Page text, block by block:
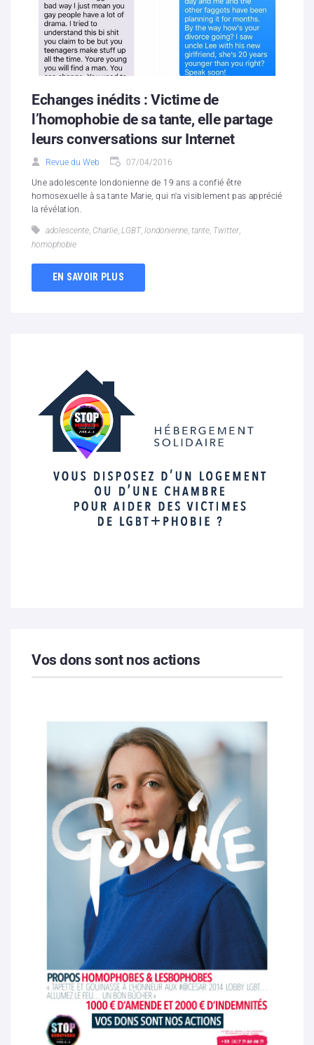
Contacts
Hébergement solidaire
Echanges inédits : Victime de
l’‪‎homophobie‬ de sa tante, elle partage
leurs conversations sur Internet
Revue du Web 07/04/2016
Une adolescente londonienne de 19 ans a confié être
homosexuelle à sa tante Marie, qui n'a visiblement pas apprécié
la révélation.
adolescente Charlie LGBT, londonienne tante Twitter
‪‎homophobie‬
EN SAVOIR PLUS
Vos dons sont nos actions